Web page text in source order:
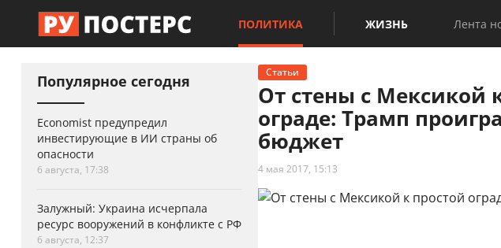
ПОЛИТИКА ЖИЗНЬ Лента
Популярное сегодня
Economist предупредил
инвестирующие в ИИ страны об
опасности
6 августа, 17:38
Залужный: Украина исчерпала
ресурс вооружений в конфликте с РФ
6 августа, 12:37
Статьи
От стены с Мексикой
ограде: Трамп
бюджет
4 мая 2017, 15:13